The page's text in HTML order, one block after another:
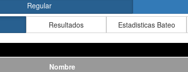
Regular
Resultados Estadisticas Bateo
Nombre